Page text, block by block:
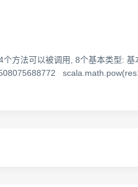
方法可以被调用, 8个基本类型: